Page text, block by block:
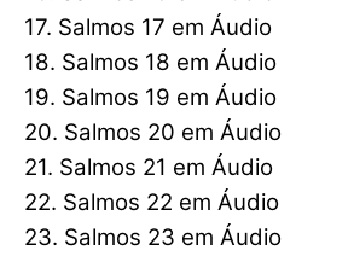
17. Salmos 17 em Áudio
18. Salmos 18 em Áudio
19. Salmos 19 em Áudio
20. Salmos 20 em Áudio
21. Salmos 21 em Áudio
22. Salmos 22 em Áudio
23. Salmos 23 em Áudio